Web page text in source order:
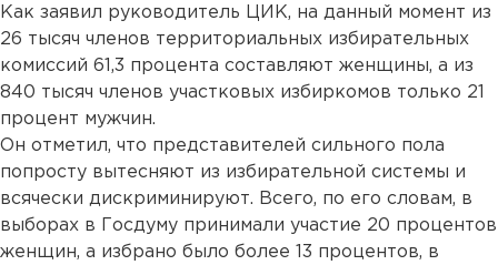
Как заявил руководитель ЦИК, на данный момент из
26 тысяч членов территориальных избирательных
комиссий 61,3 процента составляют женщины, а из
840 тысяч членов участковых избиркомов только 21
процент мужчин.
Он отметил, что представителей сильного пола
попросту вытесняют из избирательной системы и
всячески дискриминируют. Всего, по его словам, в
выборах в Госдуму принимали участие 20 процентов
женщин, а избрано было более 13 процентов, в